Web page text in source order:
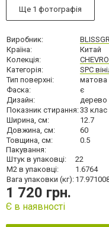
Ще 1 фотографія
Виробник:
Країна:
Китай
Колекція:
Категорія:
SPC
Тип поверхні:
матова
Фаска:
є
Дизайн:
дерево
Показник стирання:33 клас
Ширина, см:
12.7
Довжина, см:
60
Товщина, см:
0.5
Пакування:
Штук в упаковці:
22
М2 в упаковці:
1.6764
Вага упаковки (кг):
1 720 грн.
Є в наявності